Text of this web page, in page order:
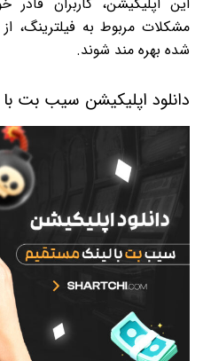
مشکلات مربوط به فیلترینگ،
شده بهره مند شوند.
دانلود اپلیکیشن سیب بت